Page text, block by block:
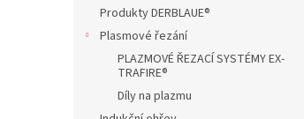
Produkty DERBLAUE®
Plasmové řezání
PLAZMOVÉ ŘEZACÍ SYSTÉMY EX-
TRAFIRE®
Díly na plazmu